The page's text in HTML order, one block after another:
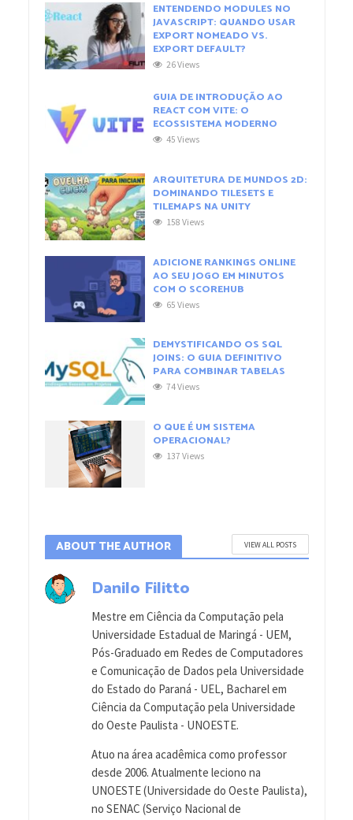
ENTENDENDO MODULES NO
JAVASCRIPT: QUANDO USAR
EXPORT NOMEADO VS.
EXPORT DEFAULT?
26 Views
GUIA DE INTRODUÇÃO AO
REACT COM VITE: O
ECOSSISTEMA MODERNO
45 Views
ARQUITETURA DE MUNDOS 2D:
DOMINANDO TILESETS E
TILEMAPS NA UNITY
158 Views
ADICIONE RANKINGS ONLINE
AO SEU JOGO EM MINUTOS
COM O SCOREHUB
65 Views
DEMYSTIFICANDO OS SQL
JOINS: O GUIA DEFINITIVO
PARA COMBINAR TABELAS
74 Views
O QUE É UM SISTEMA
OPERACIONAL?
137 Views
ABOUT THE AUTHOR VIEW ALL POSTS
Danilo Filitto
Mestre em Ciência da Computação pela
Universidade Estadual de Maringá - UEM,
Pós-Graduado em Redes de Computadores
e Comunicação de Dados pela Universidade
do Estado do Paraná - UEL, Bacharel em
Ciência da Computação pela Universidade
do Oeste Paulista - UNOESTE.
Atuo na área acadêmica como professor
desde 2006. Atualmente leciono na
UNOESTE (Universidade do Oeste Paulista),
no SENAC (Serviço Nacional de